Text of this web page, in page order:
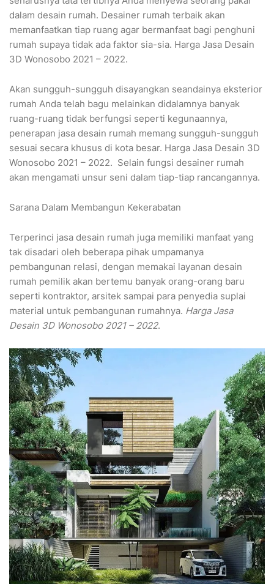
dalam desain rumah. Desainer rumah terbaik akan
memanfaatkan tiap ruang agar bermanfaat bagi penghuni
rumah supaya tidak ada faktor sia-sia. Harga Jasa Desain
3D Wonosobo 2021 – 2022.
Akan sungguh-sungguh disayangkan seandainya eksterior
rumah Anda telah bagu melainkan didalamnya banyak
ruang-ruang tidak berfungsi seperti kegunaannya,
penerapan jasa desain rumah memang sungguh-sungguh
sesuai secara khusus di kota besar. Harga Jasa Desain 3D
Wonosobo 2021 – 2022. Selain fungsi desainer rumah
akan mengamati unsur seni dalam tiap-tiap rancangannya.
Sarana Dalam Membangun Kekerabatan
Terperinci jasa desain rumah juga memiliki manfaat yang
tak disadari oleh beberapa pihak umpamanya
pembangunan relasi, dengan memakai layanan desain
rumah pemilik akan bertemu banyak orang-orang baru
seperti kontraktor, arsitek sampai para penyedia suplai
material untuk pembangunan rumahnya. Harga Jasa
Desain 3D Wonosobo 2021 – 2022.